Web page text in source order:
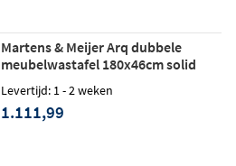
Martens & Meijer Arq dubbele
meubelwastafel 180x46cm solid
Levertijd: 1 - 2 weken
1.111,99